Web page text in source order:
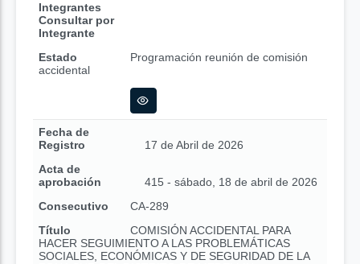
Integrantes
Consultar por
Integrante
Estado
Programación reunión de comisión
accidental
Fecha de
Registro
17 de Abril de 2026
Acta de
aprobación
415 - sábado, 18 de abril de 2026
Consecutivo
CA-289
Título
COMISIÓN ACCIDENTAL PARA
HACER SEGUIMIENTO A LAS PROBLEMÁTICAS
SOCIALES, ECONÓMICAS Y DE SEGURIDAD DE LA